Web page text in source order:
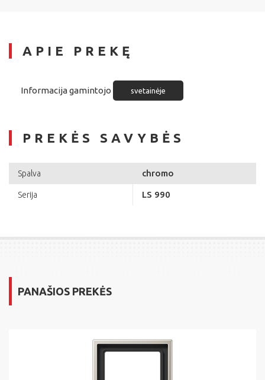
APIE PREKĘ
Informacija gamintojo svetainėje
PREKĖS SAVYBĖS
Spalva chromo
Serija LS 990
PANAŠIOS PREKĖS